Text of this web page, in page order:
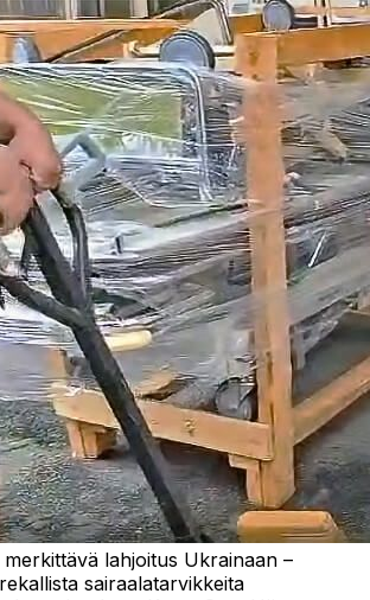
lahjoitus Ukrainaan –
sairaalatarvikkeita